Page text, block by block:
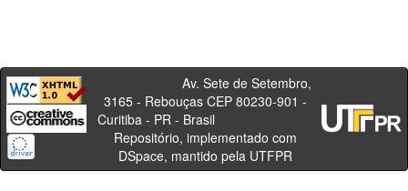
Av. Sete de Setembro,
3165 - Rebouças CEP 80230-901 -
Curitiba - PR - Brasil
Repositório, implementado com
DSpace, mantido pela UTFPR